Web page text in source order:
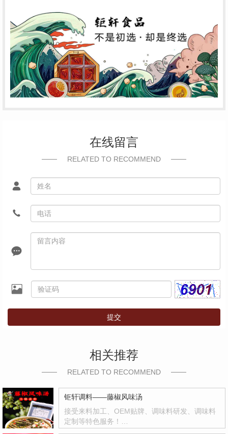
在线留言
RELATED TO RECOMMEND
提交
相关推荐
RELATED TO RECOMMEND
钜轩调料——藤椒风味汤
接受来料加工、OEM贴牌、调味料研发、调味料
定制等特色服务！…